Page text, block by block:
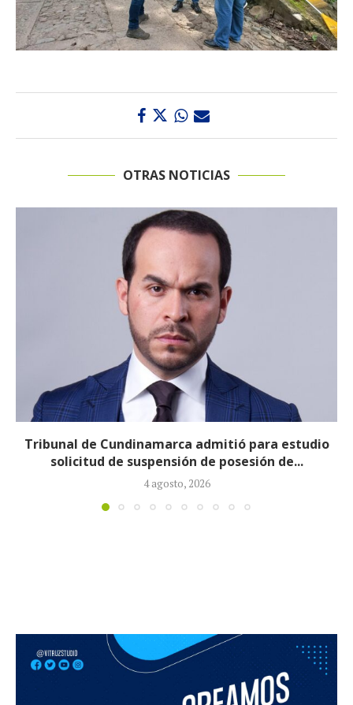
OTRAS NOTICIAS
Reducirán afiliados de la Nueva EPS: propuesta de
la ministra de Salud...
3 agosto, 2026